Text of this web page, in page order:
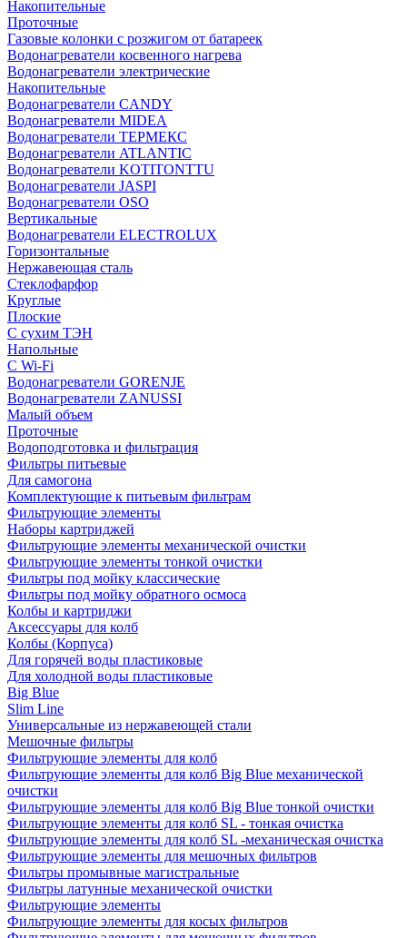
Накопительные
Проточные
Газовые колонки с розжигом от батареек
Водонагреватели косвенного нагрева
Водонагреватели электрические
Накопительные
Водонагреватели CANDY
Водонагреватели MIDEA
Водонагреватели ТЕРМЕКС
Водонагреватели ATLANTIC
Водонагреватели KOTITONTTU
Водонагреватели JASPI
Водонагреватели OSO
Вертикальные
Водонагреватели ELECTROLUX
Горизонтальные
Нержавеющая сталь
Стеклофарфор
Круглые
Плоские
С сухим ТЭН
Напольные
С Wi-Fi
Водонагреватели GORENJE
Водонагреватели ZANUSSI
Малый объем
Проточные
Водоподготовка и фильтрация
Фильтры питьевые
Для самогона
Комплектующие к питьевым фильтрам
Фильтрующие элементы
Наборы картриджей
Фильтрующие элементы механической очистки
Фильтрующие элементы тонкой очистки
Фильтры под мойку классические
Фильтры под мойку обратного осмоса
Колбы и картриджи
Аксессуары для колб
Колбы (Корпуса)
Для горячей воды пластиковые
Для холодной воды пластиковые
Big Blue
Slim Line
Универсальные из нержавеющей стали
Мешочные фильтры
Фильтрующие элементы для колб
Фильтрующие элементы для колб Big Blue механической
очистки
Фильтрующие элементы для колб Big Blue тонкой очистки
Фильтрующие элементы для колб SL - тонкая очистка
Фильтрующие элементы для колб SL -механическая очистка
Фильтрующие элементы для мешочных фильтров
Фильтры промывные магистральные
Фильтры латунные механической очистки
Фильтрующие элементы
Фильтрующие элементы для косых фильтров